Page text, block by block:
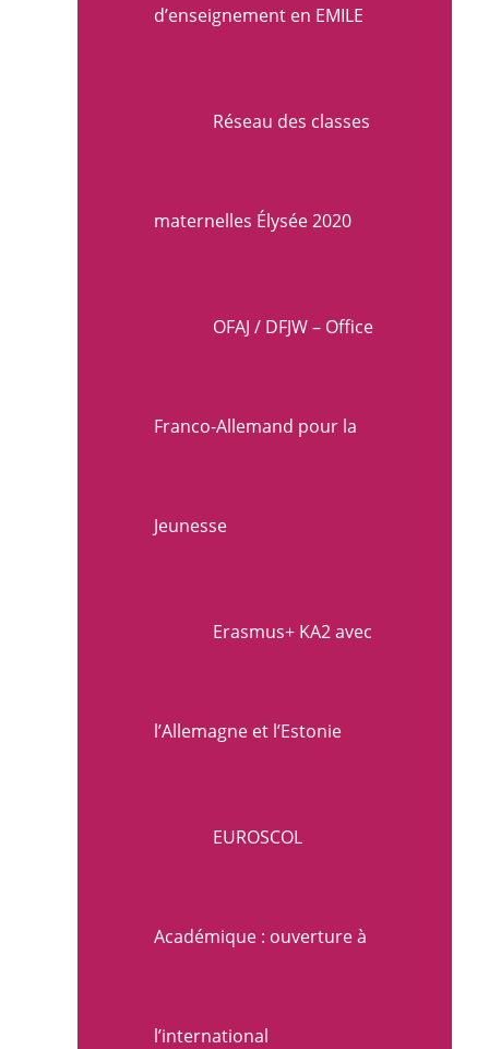
d’enseignement en EMILE
Réseau des classes
maternelles Élysée 2020
OFAJ / DFJW – Office
Franco-Allemand pour la
Jeunesse
Erasmus+ KA2 avec
l’Allemagne et l’Estonie
EUROSCOL
Académique : ouverture à
l’international